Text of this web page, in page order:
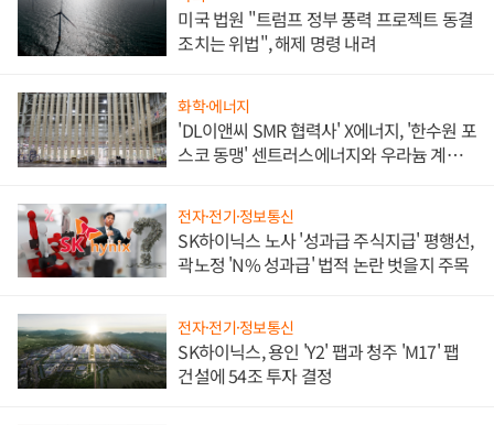
미국 법원 "트럼프 정부 풍력 프로젝트 동결
조치는 위법", 해제 명령 내려
화학·에너지
'DL이앤씨 SMR 협력사' X에너지, '한수원 포
스코 동맹' 센트러스에너지와 우라늄 계약
전자·전기·정보통신
SK하이닉스 노사 '성과급 주식지급' 평행선,
곽노정 'N% 성과급' 법적 논란 벗을지 주목
전자·전기·정보통신
SK하이닉스, 용인 'Y2' 팹과 청주 'M17' 팹
건설에 54조 투자 결정